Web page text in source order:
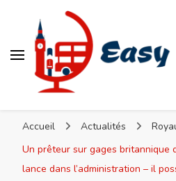
Accueil Actualités
Un prêteur sur gages britannique
lance dans l’administration – il